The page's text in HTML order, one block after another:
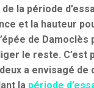
la période
et la hauteur
de Damoclès
le reste. C’est
a envisagé de
la période